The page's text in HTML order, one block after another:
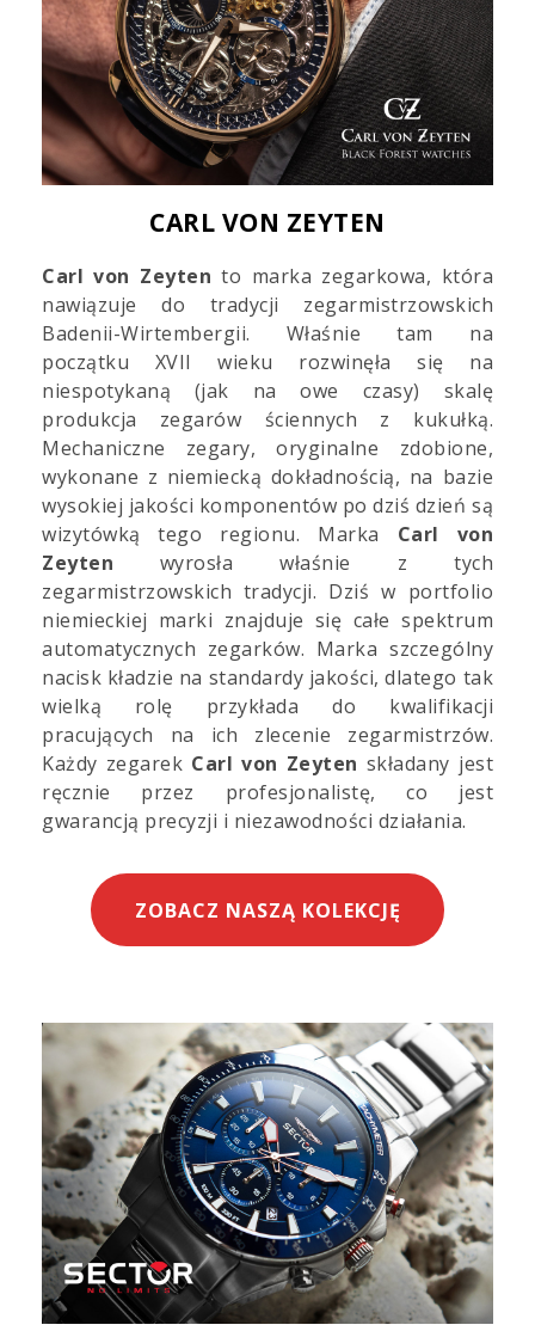
CARL VON ZEYTEN
Carl von Zeyten to marka zegarkowa, która
nawiązuje do tradycji zegarmistrzowskich
Badenii-Wirtembergii. Właśnie tam na
początku XVII wieku rozwinęła się na
niespotykaną (jak na owe czasy) skalę
produkcja zegarów ściennych z kukułką.
Mechaniczne zegary, oryginalne zdobione,
wykonane z niemiecką dokładnością, na bazie
wysokiej jakości komponentów po dziś dzień są
wizytówką tego regionu. Marka Carl von
Zeyten wyrosła właśnie z tych
zegarmistrzowskich tradycji. Dziś w portfolio
niemieckiej marki znajduje się całe spektrum
automatycznych zegarków. Marka szczególny
nacisk kładzie na standardy jakości, dlatego tak
wielką rolę przykłada do kwalifikacji
pracujących na ich zlecenie zegarmistrzów.
Każdy zegarek Carl von Zeyten składany jest
ręcznie przez profesjonalistę, co jest
gwarancją precyzji i niezawodności działania.
ZOBACZ NASZĄ KOLEKCJĘ